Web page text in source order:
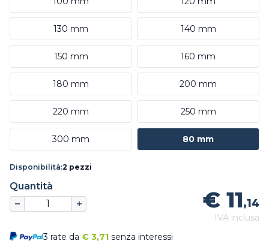
130 mm 140 mm
150 mm 160 mm
180 mm 200 mm
220 mm 250 mm
300 mm 80 mm
Disponibilità:2 pezzi
Quantità
€ 11,14
IVA inclusa
3 rate da € 3,71 senza interessi